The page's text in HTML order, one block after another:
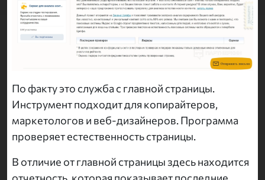
По факту это служба с главной страницы.
Инструмент подходит для копирайтеров,
маркетологов и веб-дизайнеров. Программа
проверяет естественность страницы.
В отличие от главной страницы здесь находится